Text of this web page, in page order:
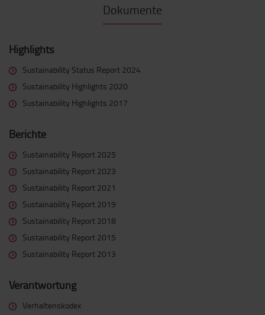
Dokumente
Highlights
Sustainability Status Report 2024
Sustainability Highlights 2020
Sustainability Highlights 2017
Berichte
Sustainability Report 2025
Sustainability Report 2023
Sustainability Report 2021
Sustainability Report 2019
Sustainability Report 2018
Sustainability Report 2015
Sustainability Report 2013
Verantwortung
Verhaltenskodex